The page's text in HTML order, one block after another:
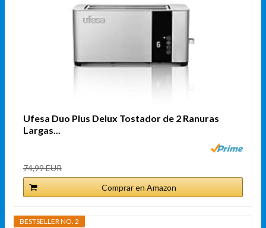
Ufesa Duo Plus Delux Tostador de 2 Ranuras
Largas...
74,99 EUR
Comprar en Amazon
BESTSELLER NO. 2